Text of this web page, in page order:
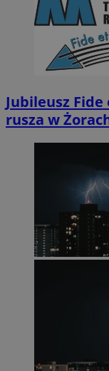
Jubileusz
rusza w